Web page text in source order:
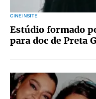
CINEINSITE
Estúdio formado
para doc de Preta